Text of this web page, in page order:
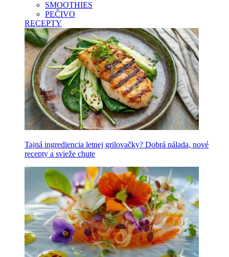
SMOOTHIES
PEČIVO
RECEPTY
Tajná ingrediencia letnej grilovačky? Dobrá nálada, nové
recepty a svieže chute